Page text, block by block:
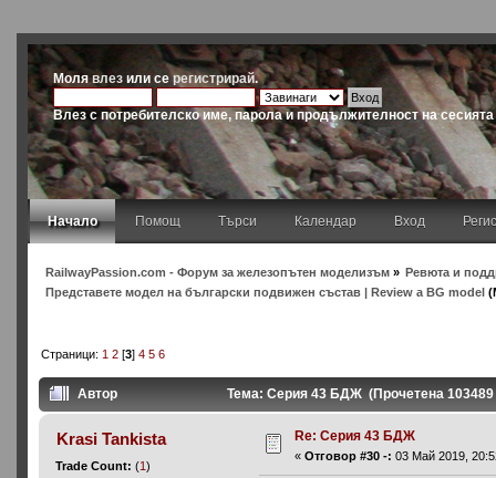
Молявлез или серегистрирай.
Влез с потребителско име, парола и продължителност на сесията
Начало Помощ Търси Календар Вход
RailwayPassion.com - Форум за железопътен моделизъм» Ревюта и
Представете модел на български подвижен състав | Review a BG model
Страници: 1 2[3] 4 5 6
Автор Тема: Серия 43 БДЖ (Прочетена 103489
Krasi Tankista
Trade Count:(1)
Re: Серия 43 БДЖ
«Отговор #30 -: 03 Май 2019,